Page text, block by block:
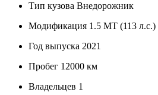
Тип кузова Внедорожник
Модификация 1.5 MT (113
Год выпуска 2021
Пробег 12000 км
Владельцев 1